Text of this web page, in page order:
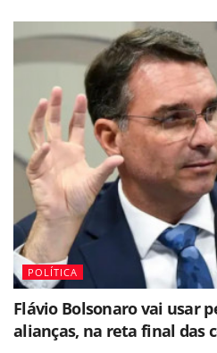
POLÍTICA
Flávio Bolsonaro vai usar
alianças, na reta final das